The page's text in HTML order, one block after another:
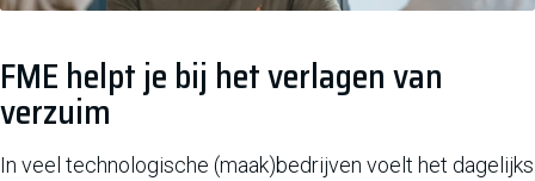
FME helpt je bij het verlagen van
verzuim
In veel technologische (maak)bedrijven voelt het dagelijks